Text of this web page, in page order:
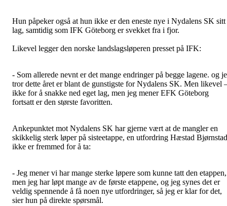
Hun påpeker også at hun ikke er den eneste nye i Nydalens SK sitt
lag, samtidig som IFK Göteborg er svekket fra i fjor.
Likevel legger den norske landslagsløperen presset på IFK:
- Som allerede nevnt er det mange endringer på begge lagene. og
tror dette året er blant de gunstigste for Nydalens SK. Men likevel
ikke for å snakke ned eget lag, men jeg mener EFK Göteborg
fortsatt er den største favoritten.
Ankepunktet mot Nydalens SK har gjerne vært at de mangler en
skikkelig sterk løper på sisteetappe, en utfordring Hæstad Bjørnstad
ikke er fremmed for å ta:
- Jeg mener vi har mange sterke løpere som kunne tatt den etappen,
men jeg har løpt mange av de første etappene, og jeg synes det er
veldig spennende å få noen nye utfordringer, så jeg er klar for det,
sier hun på direkte spørsmål.